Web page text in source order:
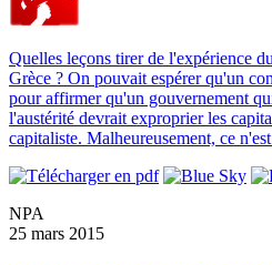
Quelles leçons tirer de l'expérience
Grèce ? On pouvait espérer qu'un
pour affirmer qu'un gouvernement
l'austérité devrait exproprier les
capitaliste. Malheureusement, ce
NPA
25 mars 2015